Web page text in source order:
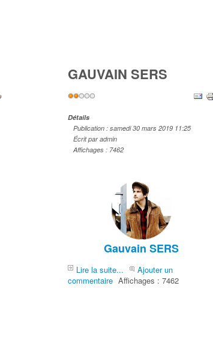
GAUVAIN SERS
Vote
Détails
Publication : samedi 30 mars 2019 11:25
Écrit par admin
Affichages : 7462
Gauvain SERS
Lire la suite...
Ajouter un
commentaire Affichages : 7462